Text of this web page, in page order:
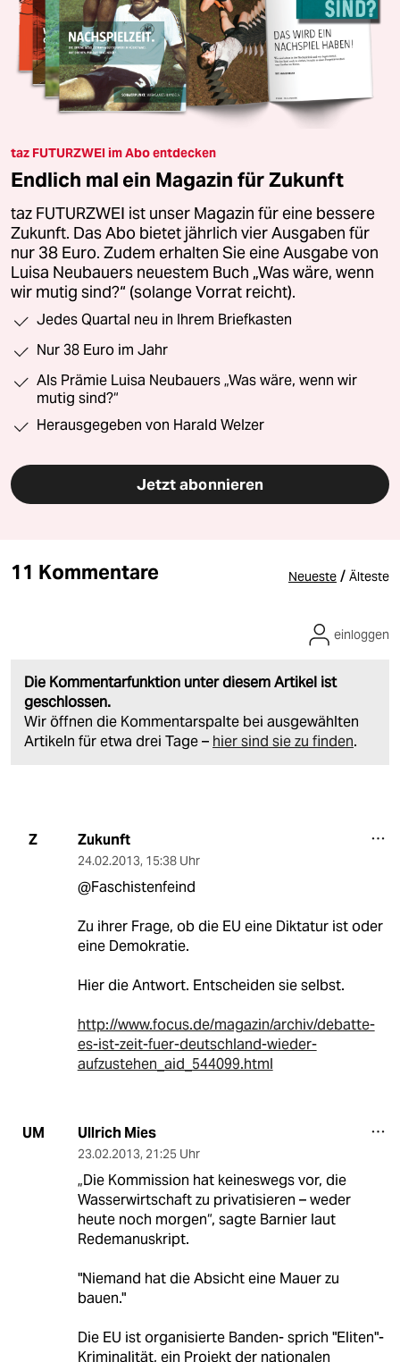
taz FUTURZWEI im Abo entdecken
Endlich mal ein Magazin für Zukunft
taz FUTURZWEI ist unser Magazin für eine bessere
Zukunft. Das Abo bietet jährlich vier Ausgaben für
nur 38 Euro. Zudem erhalten Sie eine Ausgabe von
Luisa Neubauers neuestem Buch „Was wäre, wenn
wir mutig sind?“ (solange Vorrat reicht).
Jedes Quartal neu in Ihrem Briefkasten
Nur 38 Euro im Jahr
Als Prämie Luisa Neubauers „Was wäre, wenn wir
mutig sind?“
Herausgegeben von Harald Welzer
Jetzt abonnieren
11 Kommentare Neueste / Älteste
Die Kommentarfunktion unter diesem Artikel ist
geschlossen.
Wir öffnen die Kommentarspalte bei ausgewählten
Artikeln für etwa drei Tage – hier sind sie zu finden.
einloggen
Z Zukunft
24.02.2013, 15:38 Uhr
@Faschistenfeind
Zu ihrer Frage, ob die EU eine Diktatur ist oder
eine Demokratie.
Hier die Antwort. Entscheiden sie selbst.
http://www.focus.de/magazin/archiv/debatte-
es-ist-zeit-fuer-deutschland-wieder-
aufzustehen_aid_544099.html
UM Ullrich Mies
23.02.2013, 21:25 Uhr
„Die Kommission hat keineswegs vor, die
Wasserwirtschaft zu privatisieren – weder
heute noch morgen“, sagte Barnier laut
Redemanuskript.
"Niemand hat die Absicht eine Mauer zu
bauen."
Die EU ist organisierte Banden- sprich "Eliten"-
Kriminalität, ein Projekt der nationalen